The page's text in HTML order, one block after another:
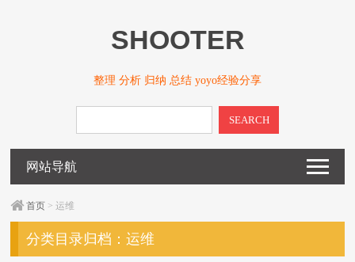
SHOOTER
整理 分析 归纳 总结 yoyo经验分享
SEARCH
网站导航
首页 > 运维
分类目录归档：运维